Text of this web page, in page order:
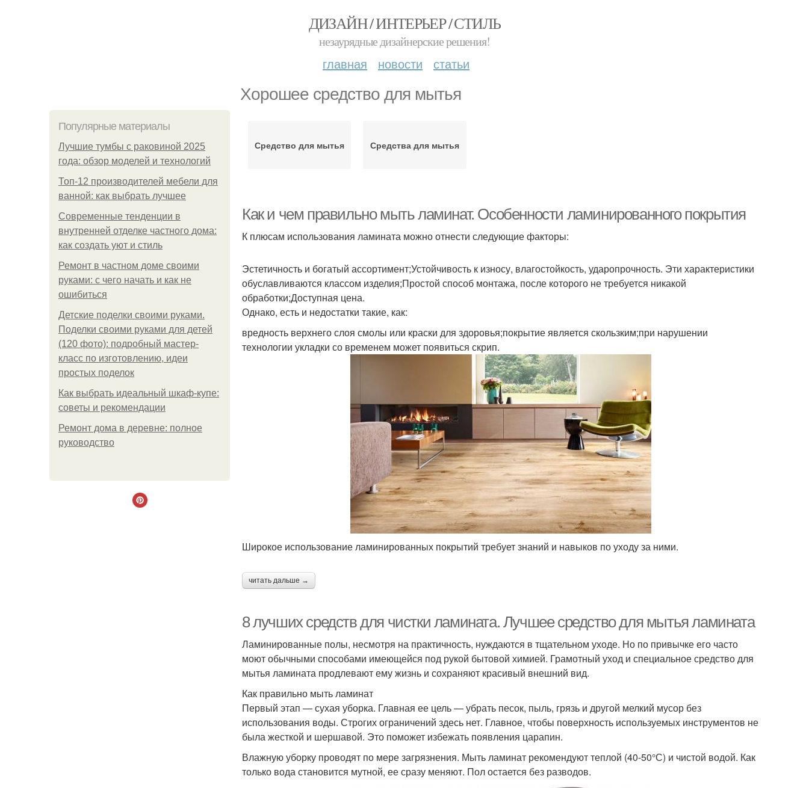
ДИЗАЙН / ИНТЕРЬЕР / СТИЛЬ
незаурядные дизайнерские решения!
главная новости статьи
Хорошее средство для мытья
Популярные материалы
Лучшие тумбы с раковиной 2025
года: обзор моделей и технологий
Топ-12 производителей мебели для
ванной: как выбрать лучшее
Современные тенденции в
внутренней отделке частного дома:
как создать уют и стиль
Ремонт в частном доме своими
руками: с чего начать и как не
ошибиться
Детские поделки своими руками.
Поделки своими руками для детей
(120 фото): подробный мастер-
класс по изготовлению, идеи
простых поделок
Как выбрать идеальный шкаф-купе:
советы и рекомендации
Ремонт дома в деревне: полное
руководство
Средство для мытья Средства для мытья
Как и чем правильно мыть ламинат. Особенности ламинированного покрытия
К плюсам использования ламината можно отнести следующие факторы:
Эстетичность и богатый ассортимент;Устойчивость к износу, влагостойкость, ударопрочность. Эти характеристики
обуславливаются классом изделия;Простой способ монтажа, после которого не требуется никакой
обработки;Доступная цена.
Однако, есть и недостатки такие, как:
вредность верхнего слоя смолы или краски для здоровья;покрытие является скользким;при нарушении
технологии укладки со временем может появиться скрип.
Широкое использование ламинированных покрытий требует знаний и навыков по уходу за ними.
читать дальше →
8 лучших средств для чистки ламината. Лучшее средство для мытья ламината
Ламинированные полы, несмотря на практичность, нуждаются в тщательном уходе. Но по привычке его часто
моют обычными способами имеющейся под рукой бытовой химией. Грамотный уход и специальное средство для
мытья ламината продлевают ему жизнь и сохраняют красивый внешний вид.
Как правильно мыть ламинат
Первый этап — сухая уборка. Главная ее цель — убрать песок, пыль, грязь и другой мелкий мусор без
использования воды. Строгих ограничений здесь нет. Главное, чтобы поверхность используемых инструментов не
была жесткой и шершавой. Это поможет избежать появления царапин.
Влажную уборку проводят по мере загрязнения. Мыть ламинат рекомендуют теплой (40-50°С) и чистой водой. Как
только вода становится мутной, ее сразу меняют. Пол остается без разводов.